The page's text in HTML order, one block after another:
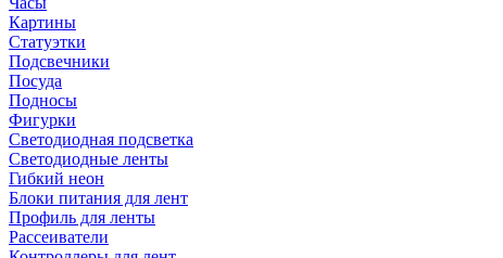
Картины
Статуэтки
Подсвечники
Посуда
Подносы
Фигурки
Светодиодная подсветка
Светодиодные ленты
Гибкий неон
Блоки питания для лент
Профиль для ленты
Рассеиватели